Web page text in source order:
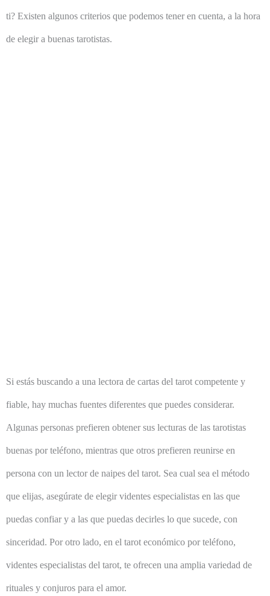
ti? Existen algunos criterios que podemos tener en cuenta, a la hora
de elegir a buenas tarotistas.
Si estás buscando a una lectora de cartas del tarot competente y
fiable, hay muchas fuentes diferentes que puedes considerar.
Algunas personas prefieren obtener sus lecturas de las tarotistas
buenas por teléfono, mientras que otros prefieren reunirse en
persona con un lector de naipes del tarot. Sea cual sea el método
que elijas, asegúrate de elegir videntes especialistas en las que
puedas confiar y a las que puedas decirles lo que sucede, con
sinceridad. Por otro lado, en el tarot económico por teléfono,
videntes especialistas del tarot, te ofrecen una amplia variedad de
rituales y conjuros para el amor.